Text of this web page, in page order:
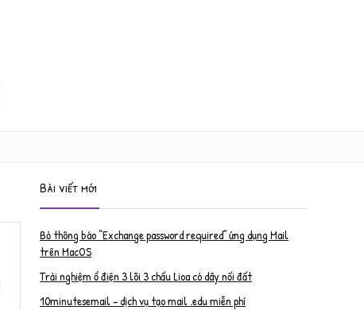
Bài viết mới
Bỏ thông báo “Exchange password required” ứng dụng Mail
trên MacOS
Trải nghiệm ổ điện 3 lõi 3 chấu Lioa có dây nối đất
10minutesemail – dịch vụ tạo mail .edu miễn phí